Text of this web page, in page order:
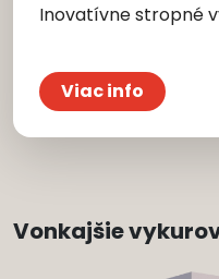
Inovatívne stropné
Viac info
Vonkajšie